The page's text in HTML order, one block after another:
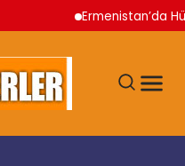
Ermenistan’da